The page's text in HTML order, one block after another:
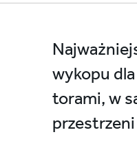
wykopu
torami, w